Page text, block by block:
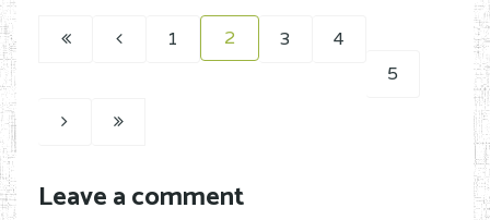
1 2 3
4
5
Leave a comment